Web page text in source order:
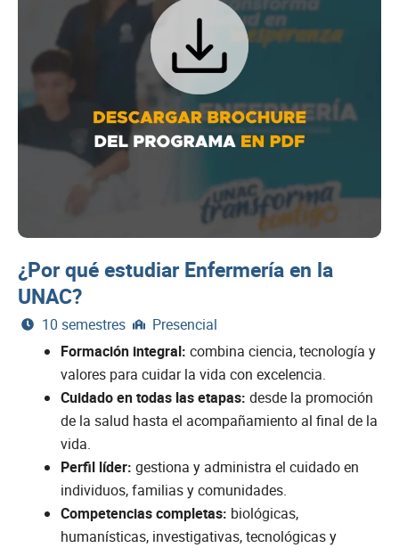
¿Por qué estudiar Enfermería en la
UNAC?
10 semestres
Presencial
Formación integral: combina ciencia, tecnología y
valores para cuidar la vida con excelencia.
Cuidado en todas las etapas: desde la promoción
de la salud hasta el acompañamiento al final de la
vida.
Perfil líder: gestiona y administra el cuidado en
individuos, familias y comunidades.
Competencias completas: biológicas,
humanísticas, investigativas, tecnológicas y